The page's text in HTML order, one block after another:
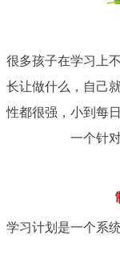
很多孩子在学习上
长让做什么，自己
性都很强，小到每
一个针
学习计划是一个系